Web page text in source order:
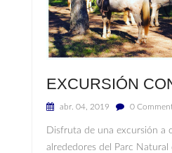
EXCURSIÓN
abr. 04, 2019 0
Disfruta de una excursión a
alrededores del Parc Natural